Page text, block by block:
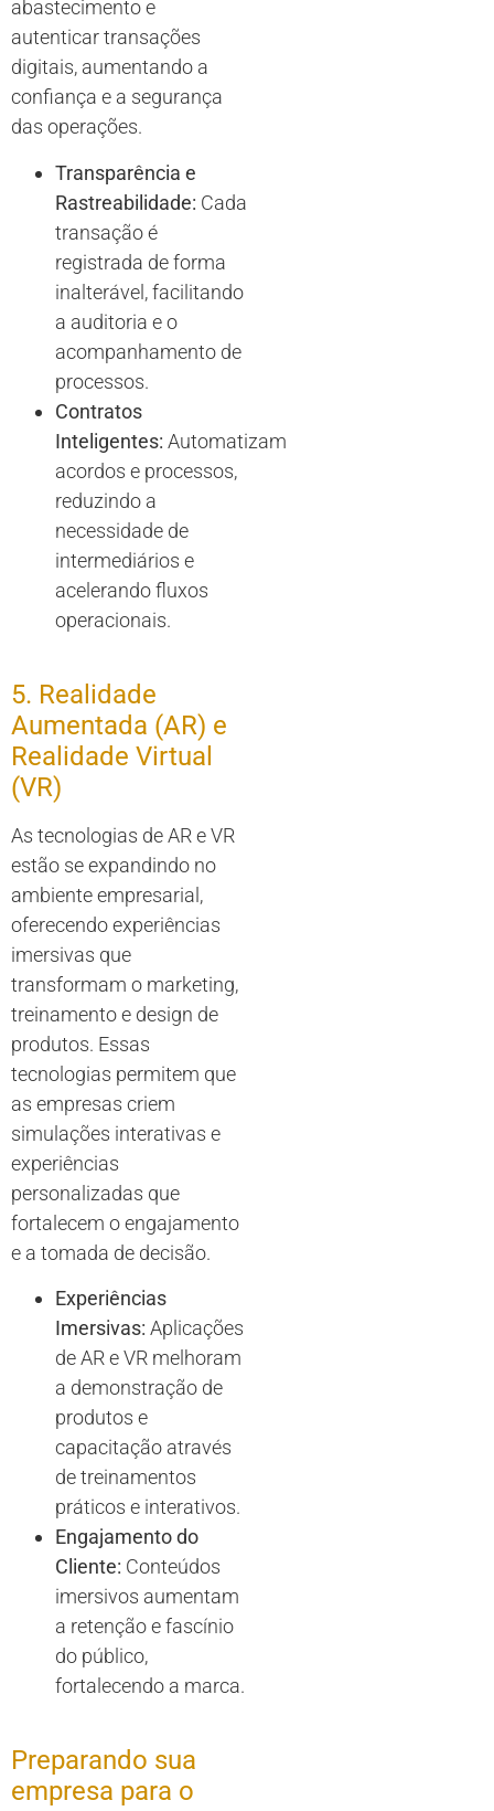
abastecimento e
autenticar transações
digitais, aumentando a
confiança e a segurança
das operações.
Transparência e
Rastreabilidade: Cada
transação é
registrada de forma
inalterável, facilitando
a auditoria e o
acompanhamento de
processos.
Contratos
Inteligentes: Automatizam
acordos e processos,
reduzindo a
necessidade de
intermediários e
acelerando fluxos
operacionais.
5. Realidade
Aumentada (AR) e
Realidade Virtual
(VR)
As tecnologias de AR e VR
estão se expandindo no
ambiente empresarial,
oferecendo experiências
imersivas que
transformam o marketing,
treinamento e design de
produtos. Essas
tecnologias permitem que
as empresas criem
simulações interativas e
experiências
personalizadas que
fortalecem o engajamento
e a tomada de decisão.
Experiências
Imersivas: Aplicações
de AR e VR melhoram
a demonstração de
produtos e
capacitação através
de treinamentos
práticos e interativos.
Engajamento do
Cliente: Conteúdos
imersivos aumentam
a retenção e fascínio
do público,
fortalecendo a marca.
Preparando sua
empresa para o